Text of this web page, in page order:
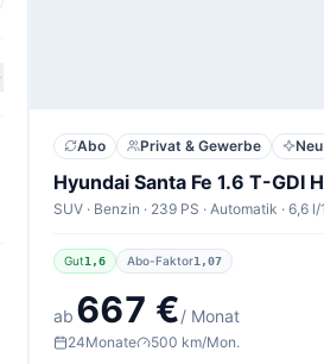
Abo Privat & Gewerbe Neu
Gut1,6 Abo-Faktor1,07
ab 667 €/ Monat
24Monate
500 km/Mon.